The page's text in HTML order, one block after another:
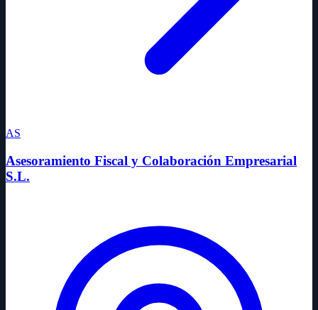
AS
Asesoramiento Fiscal y Colaboración Empresarial
S.L.